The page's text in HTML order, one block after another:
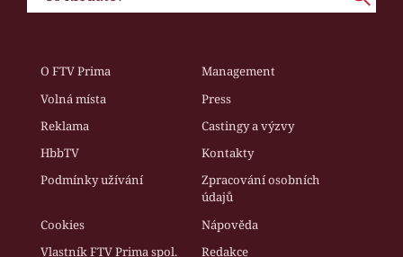
O FTV Prima
Management
Volná místa
Press
Reklama
Castingy a výzvy
HbbTV
Kontakty
Podmínky užívání
Zpracování osobních
údajů
Cookies
Nápověda
Vlastník FTV Prima spol.
Redakce